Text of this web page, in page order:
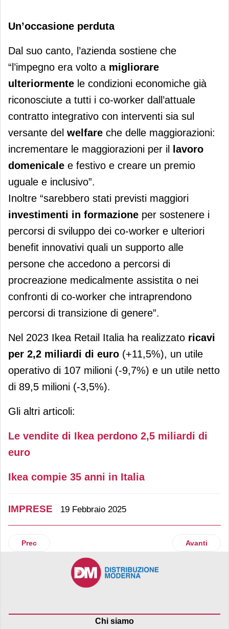
Un’occasione perduta
Dal suo canto, l’azienda sostiene che
“l’impegno era volto a migliorare
ulteriormente le condizioni economiche già
riconosciute a tutti i co-worker dall’attuale
contratto integrativo con interventi sia sul
versante del welfare che delle maggiorazioni:
incrementare le maggiorazioni per il
lavoro
domenicale e festivo e creare un premio
uguale e inclusivo”.
Inoltre “sarebbero stati previsti maggiori
investimenti in formazione per sostenere i
percorsi di sviluppo dei co-worker e ulteriori
benefit innovativi quali un supporto alle
persone che accedono a percorsi di
procreazione medicalmente assistita o nei
confronti di co-worker che intraprendono
percorsi di transizione di genere”.
Nel 2023 Ikea Retail Italia ha realizzato ricavi
per 2,2 miliardi di euro (+11,5%), un utile
operativo di 107 milioni (-9,7%) e un utile netto
di 89,5 milioni (-3,5%).
Gli altri articoli:
Le vendite di Ikea perdono 2,5 miliardi di
euro
Ikea compie 35 anni in Italia
IMPRESE 19 Febbraio 2025
Articolo precedente: Mulino Bianco compie 50 anni
Prec Articolo
Avanti
Chi siamo